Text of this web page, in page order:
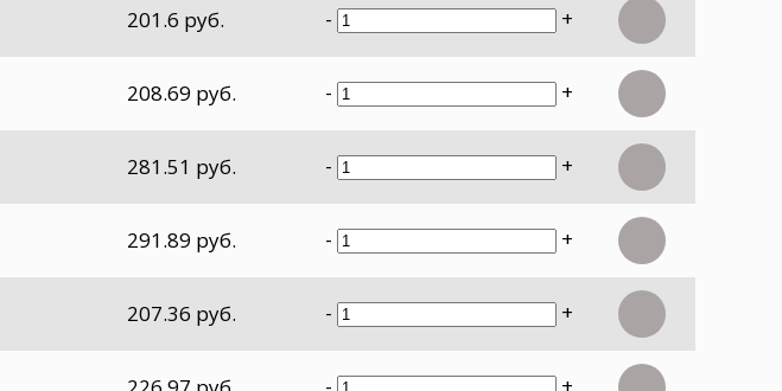
201.6 руб. - +
208.69 руб. - +
281.51 руб. - +
291.89 руб. - +
207.36 руб. - +